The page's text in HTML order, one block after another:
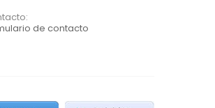
de contacto